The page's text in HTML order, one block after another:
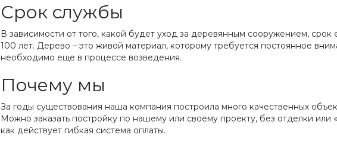
Срок службы
В зависимости от того, какой будет уход за деревянным сооружением, срок
100 лет. Дерево – это живой материал, которому требуется постоянное
необходимо еще в процессе возведения.
Почему мы
За годы существования наша компания построила много качественных
Можно заказать постройку по нашему или своему проекту, без отделки или
как действует гибкая система оплаты.